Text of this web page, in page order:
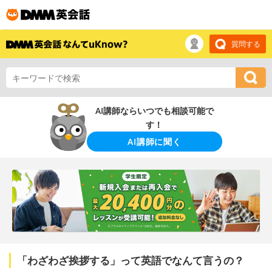
質問する
AI講師ならいつでも相談可能で
す！
AI講師に聞く
「わざわざ挨拶する」って英語でなんて言うの？